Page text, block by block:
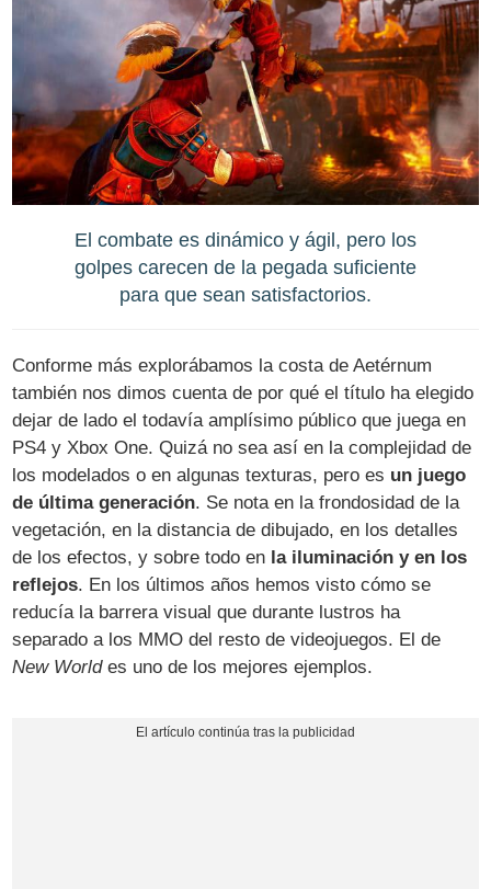
El combate es dinámico y ágil, pero los
golpes carecen de la pegada suficiente
para que sean satisfactorios.
Conforme más explorábamos la costa de Aetérnum
también nos dimos cuenta de por qué el título ha elegido
dejar de lado el todavía amplísimo público que juega en
PS4 y Xbox One. Quizá no sea así en la complejidad de
los modelados o en algunas texturas, pero es un juego
de última generación. Se nota en la frondosidad de la
vegetación, en la distancia de dibujado, en los detalles
de los efectos, y sobre todo en la iluminación y en los
reflejos. En los últimos años hemos visto cómo se
reducía la barrera visual que durante lustros ha
separado a los MMO del resto de videojuegos. El de
New Worldes uno de los mejores ejemplos.